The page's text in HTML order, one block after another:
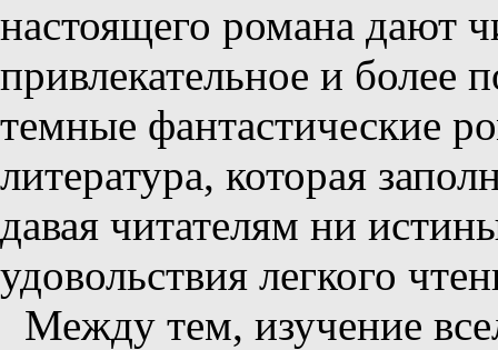
настоящего романа дают
привлекательное и более
темные фантастические
литература, которая
давая читателям ни
удовольствия легкого
Между тем, изучение